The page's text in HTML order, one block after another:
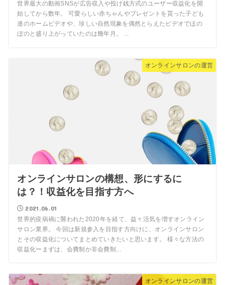
世界最大の動画SNSが広告収入や投げ銭方式のユーザー収益化を開
始してから数年。 可愛らしい赤ちゃんやプレゼントを貰った子ども
達のホームビデオや、珍しい自然現象を偶然とらえたビデオでほの
ぼのと盛り上がっていたのは幾年月。 ...
オンラインサロンの運営
オンラインサロンの構想、形にするに
は？！収益化を目指す方へ
2021.06.01
世界的疫病禍に襲われた2020年を経て、益々活気を増すオンライン
サロン業界。 今回は新規参入を目指す方向けに、オンラインサロン
とその収益化についてまとめていきたいと思います。 様々な方法の
収益化ーまずは、会費制か非会費制...
オンラインサロンの運営